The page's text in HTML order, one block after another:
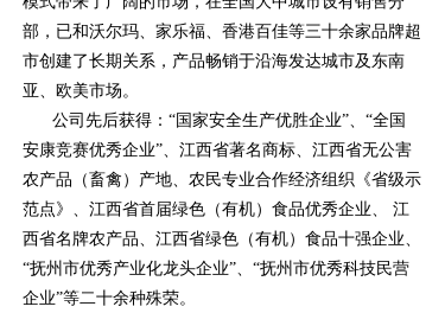
部，已和沃尔玛、家乐福、香港百佳等三十余家品牌超
市创建了长期关系，产品畅销于沿海发达城市及东南
亚、欧美市场。
公司先后获得：“国家安全生产优胜企业”、“全国
安康竞赛优秀企业”、江西省著名商标、江西省无公害
农产品（畜禽）产地、农民专业合作经济组织《省级示
范点》、江西省首届绿色（有机）食品优秀企业、 江
西省名牌农产品、江西省绿色（有机）食品十强企业、
“抚州市优秀产业化龙头企业”、“抚州市优秀科技民营
企业”等二十余种殊荣。